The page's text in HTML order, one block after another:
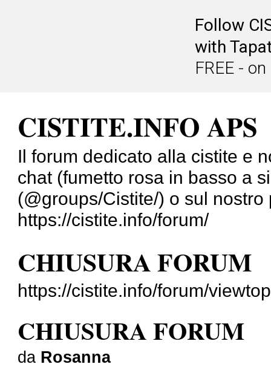
Follow
with
FREE -
CISTITE.INFO APS
Il forum dedicato alla cistite e
chat (fumetto rosa in basso a
(@groups/Cistite/) o sul
https://cistite.info/forum/
CHIUSURA FORUM
https://cistite.info/forum/
CHIUSURA FORUM
da Rosanna